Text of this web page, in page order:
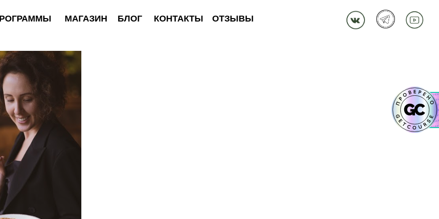
КОНТАКТЫ ОТЗЫВЫ
БЛОГ
МАГАЗИН
изжога?